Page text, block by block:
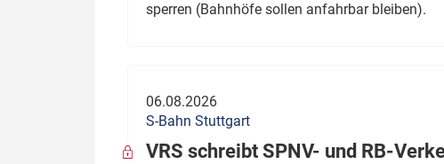
Dossier:
sperren (Bahnhöfe sollen anfahrbar bleiben).
06.08.2026
S-Bahn Stuttgart
VRS schreibt SPNV- und RB-